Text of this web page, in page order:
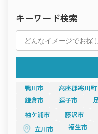
「撮影場所」という枠を
ます。
空間の持つ力をどう活かす
それがこれからの撮影に
撮影空間は、技術だけでな
感情や物語を伝える“もう
これからのクリエイティ
感性が響き合う空間を未来
撮影の舞台となる空間は、
その人の想いと創造を支
光が差し込む部屋、静か
街の片隅にあるカフェ、
どんな場所にも、表現の可
撮影空間は、感性と感性
コンクリート、レンガ、
され、
一日を通して異なる表情
午前中の柔らかな光、午
どの時間帯も、光が被写
撮るたびに新しい発見が
アートフォト、ドキュメ
“空間を使って感情を描く
撮る人の感性を静かに刺
アトリエ・構築的撮影にお
ミニマルでありながら、
設計思想を感じるアトリ
影の要。
光をデザインし、構図を
オが揃っています。
ライフスタイル、ファッ
撮影テーマに合わせて最
あなたの作品に深みと魅力
Recosta Studioで理想のス
次の撮影をもっと自由に
キーワード検索
鴨川市 高座郡寒川町
鎌倉市
逗子市
袖ケ浦市
藤沢市
立川市
福生市